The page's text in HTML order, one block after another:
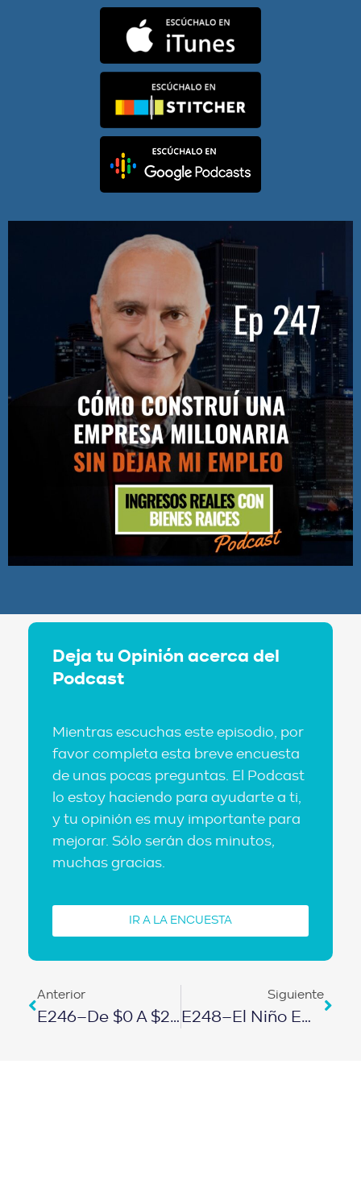
Deja tu Opinión acerca del
Podcast
Mientras escuchas este episodio, por
favor completa esta breve encuesta
de unas pocas preguntas. El Podcast
lo estoy haciendo para ayudarte a ti,
y tu opinión es muy importante para
mejorar. Sólo serán dos minutos,
muchas gracias.
IR A LA ENCUESTA
Anterior
E246–De $0 A $2000 USD De PENSIÓN ¡a Los 28 Años!
Siguiente
E248–El Niño Empresario: Gana $300 USD Al Mes ¡A Los 12 Años!